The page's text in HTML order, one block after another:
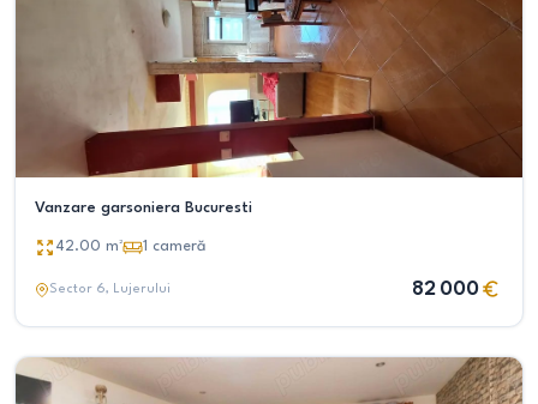
Vanzare garsoniera Bucuresti
42.00 m² 1 cameră
Sector 6, Lujerului 82 000